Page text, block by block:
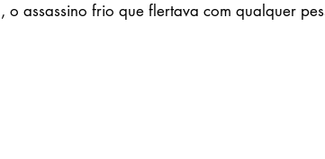
o assassino frio que flertava com qualquer